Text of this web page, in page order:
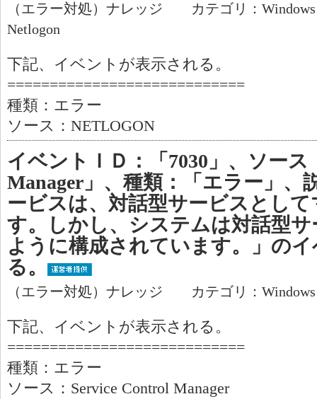
（エラー対処）ナレッジ カテゴリ：
Netlogon
下記、イベントが表示される。
============================
種類：エラー
ソース：NETLOGON
イベントＩＤ：「7030」、ソース
Manager」、種類：「エラー」、
ービスは、対話型サービスとし
す。しかし、システムは対話型
ように構成されています。」の
る。
（エラー対処）ナレッジ カテゴリ：
下記、イベントが表示される。
============================
種類：エラー
ソース：Service Control Manager